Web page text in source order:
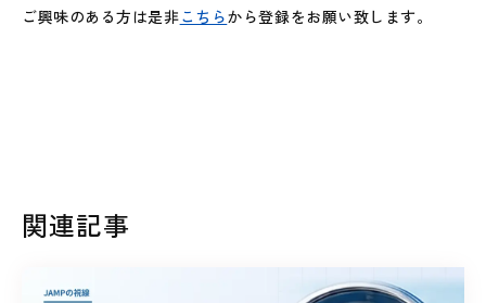
ご興味のある方は是非こちらから登録をお願い致します。
関連記事